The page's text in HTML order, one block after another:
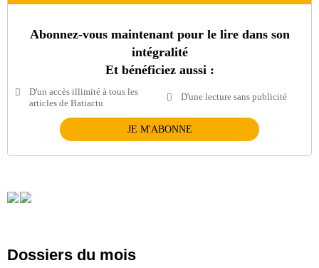
Abonnez-vous maintenant pour le lire dans son
intégralité
Et bénéficiez aussi :
D'un accès illimité à tous les
articles de Batiactu
D'une lecture sans publicité
JE M'ABONNE
Dossiers du mois